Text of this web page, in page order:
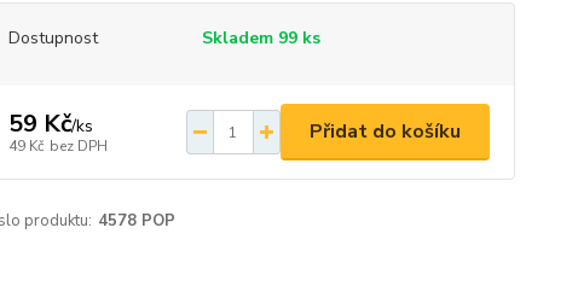
Dostupnost Skladem 99 ks
59 Kč/ks
49 Kč bez DPH
Přidat do košíku
produktu: 4578 POP